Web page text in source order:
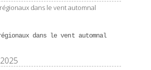
dans le vent automnal